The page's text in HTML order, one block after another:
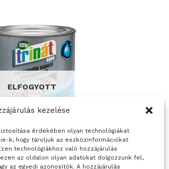
kezelése
érdekében olyan technológiákat
k, hogy tároljuk az eszközinformációkat
technológiákhoz való hozzájárulás
az oldalon olyan adatokat dolgozzunk fel,
az egyedi azonosítók. A hozzájárulás
ELFOGYOTT
korróziógátló